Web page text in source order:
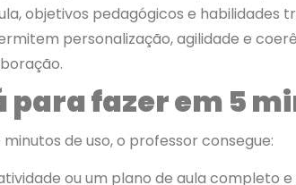
objetivos pedagógicos e habilidades
personalização, agilidade e
para fazer em 5
de uso, o professor consegue:
ou um plano de aula completo e